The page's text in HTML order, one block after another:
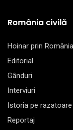
România civilă
Hoinar prin România
Editorial
Gânduri
Interviuri
Istoria pe razatoare
Reportaj